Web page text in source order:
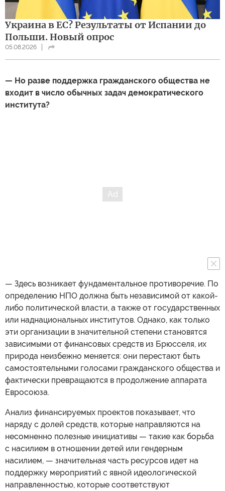
Украина в ЕС? Результаты от Испании до
Польши. Новый опрос
05.08.2026
— Но разве поддержка гражданского общества не
входит в число обычных задач демократического
института?
— Здесь возникает фундаментальное противоречие. По
определению НПО должна быть независимой от какой-
либо политической власти, а также от государственных
или наднациональных институтов. Однако, как только
эти организации в значительной степени становятся
зависимыми от финансовых средств из Брюсселя, их
природа неизбежно меняется: они перестают быть
самостоятельными голосами гражданского общества и
фактически превращаются в продолжение аппарата
Евросоюза.
Анализ финансируемых проектов показывает, что
наряду с долей средств, которые направляются на
несомненно полезные инициативы — такие как борьба
с насилием в отношении детей или гендерным
насилием, — значительная часть ресурсов идет на
поддержку мероприятий с явной идеологической
направленностью, которые соответствуют